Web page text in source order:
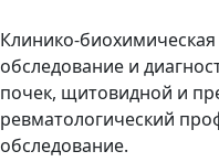
Клинико-
обследование и
почек, щитовидной и
ревматологический
обследование.